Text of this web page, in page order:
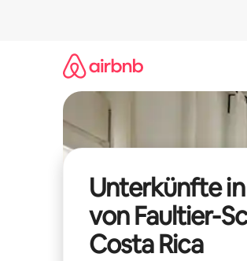
Unterkünfte
von Faultier-
Costa Rica